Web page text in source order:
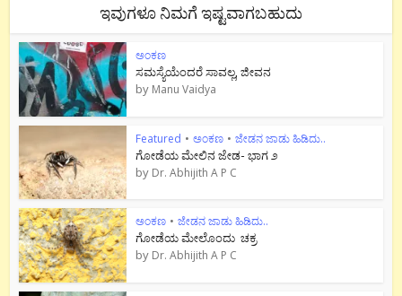
ಇವುಗಳೂ ನಿಮಗೆ ಇಷ್ಟವಾಗಬಹುದು
ಅಂಕಣ
ಸಮಸ್ಯೆಯೆಂದರೆ ಸಾವಲ್ಲ, ಜೀವನ
by Manu Vaidya
Featured • ಅಂಕಣ • ಜೇಡನ ಜಾಡು ಹಿಡಿದು..
ಗೋಡೆಯ ಮೇಲಿನ ಜೇಡ- ಭಾಗ ೨
by Dr. Abhijith A P C
ಅಂಕಣ • ಜೇಡನ ಜಾಡು ಹಿಡಿದು..
ಗೋಡೆಯ ಮೇಲೊಂದು ಚಕ್ರ
by Dr. Abhijith A P C